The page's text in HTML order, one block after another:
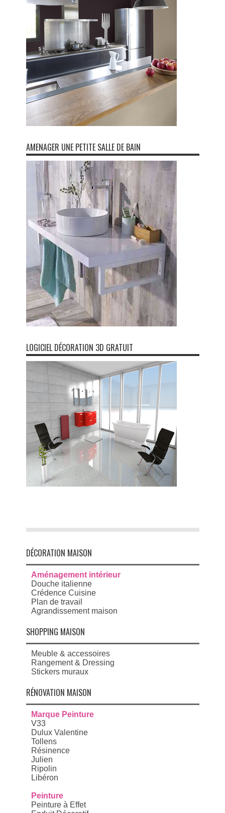
AMENAGER UNE PETITE SALLE DE BAIN
LOGICIEL DÉCORATION 3D GRATUIT
DÉCORATION MAISON
Aménagement intérieur
Douche italienne
Crédence Cuisine
Plan de travail
Agrandissement maison
SHOPPING MAISON
Meuble & accessoires
Rangement & Dressing
Stickers muraux
RÉNOVATION MAISON
Marque Peinture
V33
Dulux Valentine
Tollens
Résinence
Julien
Ripolin
Libéron
Peinture
Peinture à Effet